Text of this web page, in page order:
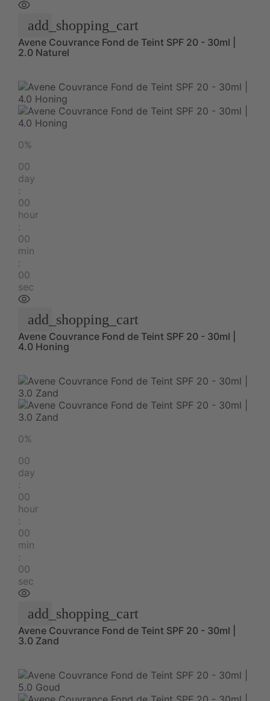
add_shopping_cart
Avene Couvrance Fond de Teint SPF 20 - 30ml |
2.0 Naturel
0%
00
day
:
00
hour
:
00
min
:
00
sec
add_shopping_cart
Avene Couvrance Fond de Teint SPF 20 - 30ml |
4.0 Honing
0%
00
day
:
00
hour
:
00
min
:
00
sec
add_shopping_cart
Avene Couvrance Fond de Teint SPF 20 - 30ml |
3.0 Zand